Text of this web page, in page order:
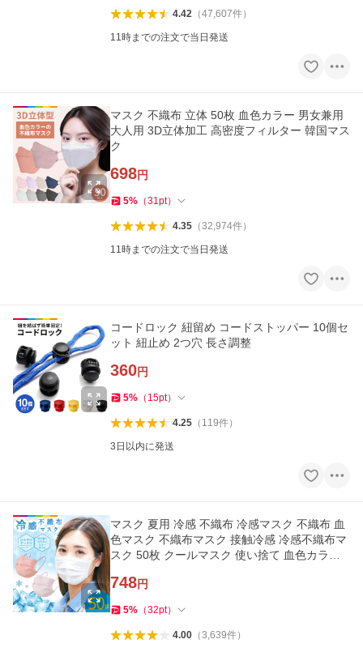
4.42（47,607件）
11時までの注文で当日発送
マスク 不織布 立体 50枚 血色カラー 男女兼用
大人用 3D立体加工 高密度フィルター 韓国マス
ク
698円
5% （31pt）
4.35（32,974件）
11時までの注文で当日発送
コードロック 紐留め コードストッパー 10個セ
ット 紐止め 2つ穴 長さ調整
360円
5% （ 15pt）
4.25（ 119件）
3日以内に発送
マスク 夏用 冷感 不織布 冷感マスク 不織布 血
色マスク 不織布マスク 接触冷感 冷感不織布マ
スク 50枚 クールマスク 使い捨て 血色カラー
748円
5% （32pt）
4.00（3,639件）